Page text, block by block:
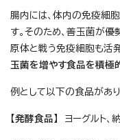
腸内には、体内の免疫細
す。そのため、善玉菌が優
原体と戦う免疫細胞も活
玉菌を増やす食品を積極
例として以下の食品があり
【発酵食品】 ヨーグルト、